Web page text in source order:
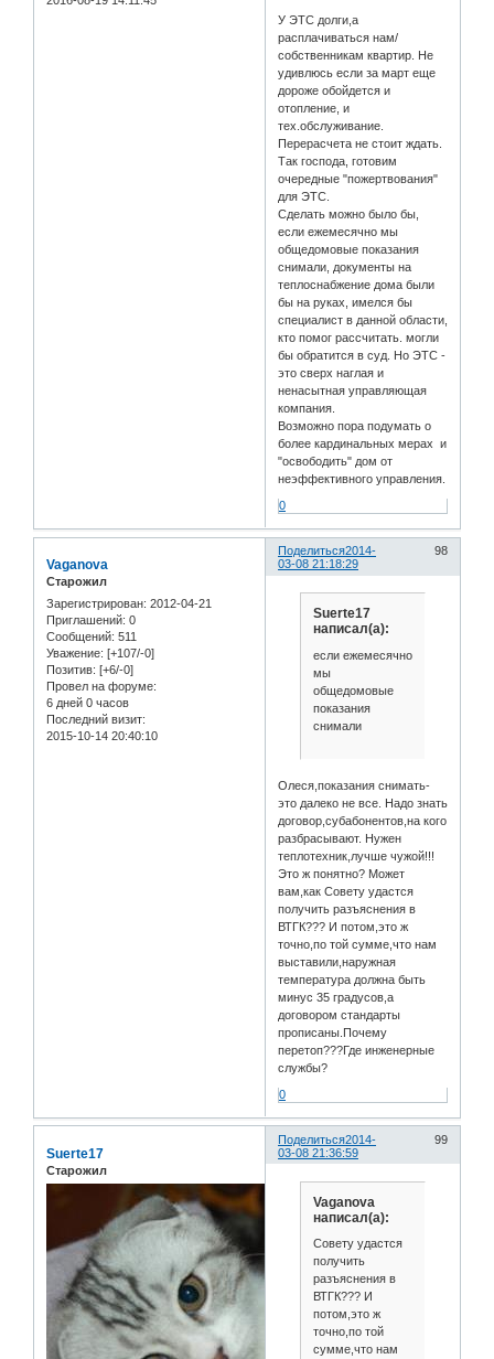
У ЭТС долги,а
расплачиваться нам/
собственникам квартир. Не
удивлюсь если за март еще
дороже обойдется и
отопление, и
тех.обслуживание.
Перерасчета не стоит ждать.
Так господа, готовим
очередные "пожертвования"
для ЭТС.
Сделать можно было бы,
если ежемесячно мы
общедомовые показания
снимали, документы на
теплоснабжение дома были
бы на руках, имелся бы
специалист в данной области,
кто помог рассчитать. могли
бы обратится в суд. Но ЭТС -
это сверх наглая и
ненасытная управляющая
компания.
Возможно пора подумать о
более кардинальных мерах и
"освободить" дом от
неэффективного управления.
0
Поделиться 98
2014-
03-08 21:18:29
Vaganova
Старожил
Зарегистрирован: 2012-04-21
Приглашений: 0
Сообщений: 511
Уважение: [+107/-0]
Позитив: [+6/-0]
Провел на форуме:
6 дней 0 часов
Последний визит:
2015-10-14 20:40:10
Suerte17
написал(а):
если ежемесячно
мы
общедомовые
показания
снимали
Олеся,показания снимать-
это далеко не все. Надо знать
договор,субабонентов,на кого
разбрасывают. Нужен
теплотехник,лучше чужой!!!
Это ж понятно? Может
вам,как Совету удастся
получить разъяснения в
ВТГК??? И потом,это ж
точно,по той сумме,что нам
выставили,наружная
температура должна быть
минус 35 градусов,а
договором стандарты
прописаны.Почему
перетоп???Где инженерные
службы?
0
Поделиться 99
2014-
03-08 21:36:59
Suerte17
Старожил
Vaganova
написал(а):
Совету удастся
получить
разъяснения в
ВТГК??? И
потом,это ж
точно,по той
сумме,что нам